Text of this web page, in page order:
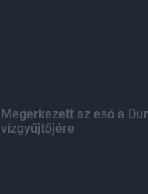
Megérkezett az eső a
vízgyűjtőjére